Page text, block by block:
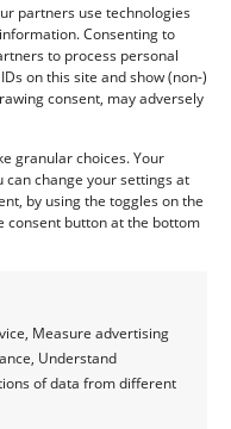
partners use technologies
Consenting to
to process personal
on this site and show (non-)
consent, may adversely
granular choices. Your
can change your settings at
by using the toggles on the
consent button at the bottom
Measure advertising
Understand
of data from different